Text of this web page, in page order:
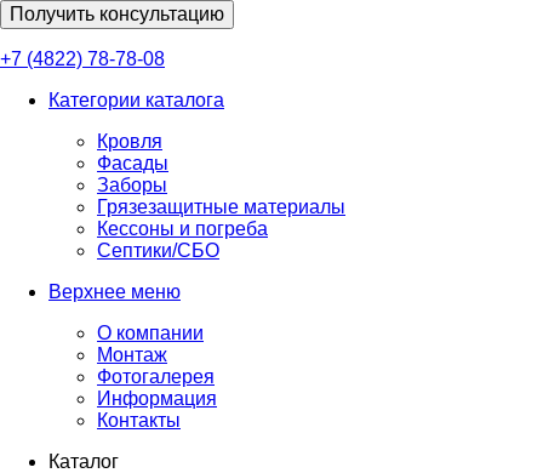
Получить консультацию
+7 (4822) 78-78-08
Категории каталога
Кровля
Фасады
Заборы
Грязезащитные материалы
Кессоны и погреба
Септики/СБО
Верхнее меню
О компании
Монтаж
Фотогалерея
Информация
Контакты
Каталог